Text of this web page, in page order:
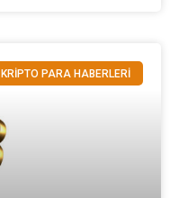
KRİPTO PARA HABERLERİ